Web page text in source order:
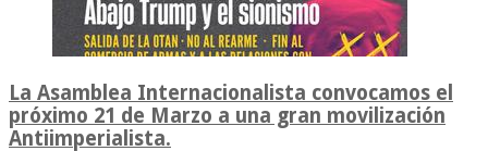
La Asamblea Internacionalista convocamos el
próximo 21 de Marzo a una gran movilización
Antiimperialista.